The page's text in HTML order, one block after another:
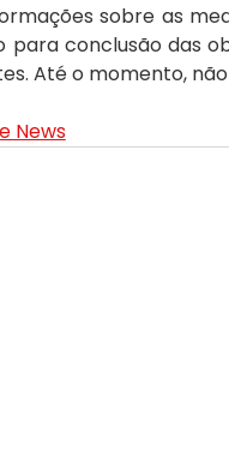
sobre as
para conclusão das
Até o momento,
News